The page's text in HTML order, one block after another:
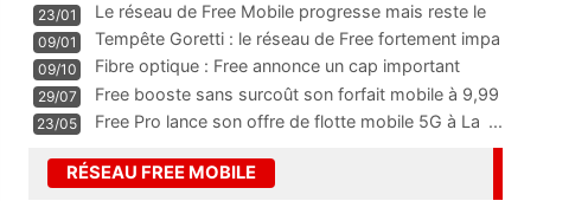
23/01
Le réseau de Free Mobile progresse mais reste le
m
...
09/01
Tempête Goretti : le réseau de Free fortement impa
09/10
Fibre optique : Free annonce un cap important
pass
...
29/07
Free booste sans surcoût son forfait mobile à 9,99
23/05 Free Pro lance son offre de flotte mobile 5G à La ...
RÉSEAU FREE MOBILE